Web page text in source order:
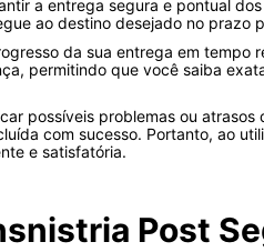
a entrega segura e pontual
ao destino desejado no prazo
da sua entrega em tempo
permitindo que você saiba
possíveis problemas ou
com sucesso. Portanto, ao
e satisfatória.
Post